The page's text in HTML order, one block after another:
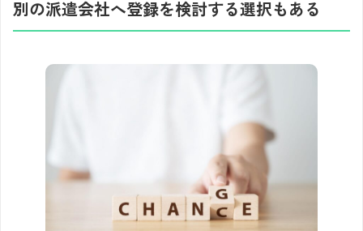
別の派遣会社へ登録を検討する選択もある